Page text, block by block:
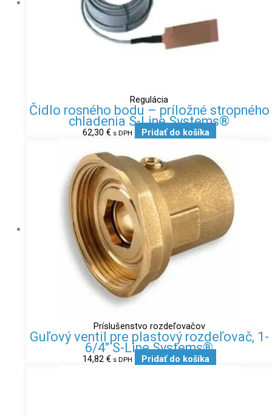
Regulácia
Čidlo rosného bodu – príložné stropného
chladenia S-Line Systems®
62,30 € s DPH Pridať do košíka
Príslušenstvo rozdeľovačov
Guľový ventil pre plastový rozdeľovač, 1-
6/4″ S-Line Systems®
14,82 € s DPH Pridať do košíka